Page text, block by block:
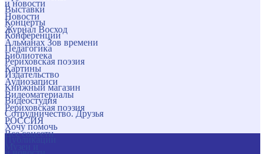
и новости
Новости
Журнал Восход
Альманах Зов времени
Библиотека
Картины
Аудиозаписи
Видеоматериалы
Рериховская поэзия
РОССИЯ
Все соцсети
Выставки
Концерты
Конференции
Педагогика
Рериховская поэзия
Издательство
Книжный магазин
Видеостудия
Сотрудничество. Друзья
Хочу помочь